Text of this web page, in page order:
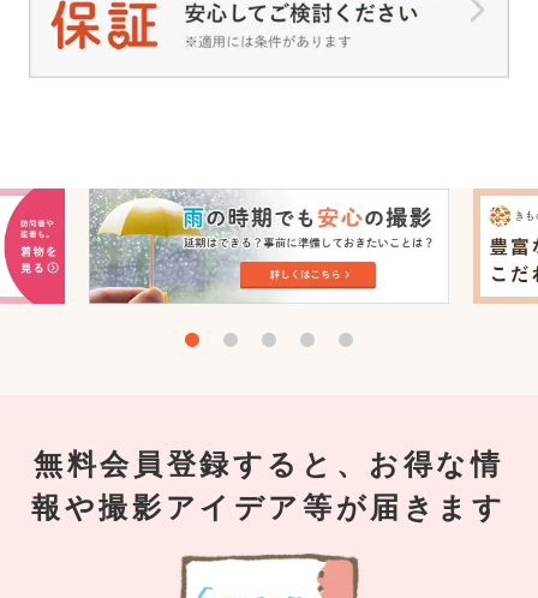
無料会員登録すると、お得な情
報や撮影アイデア等が届きます